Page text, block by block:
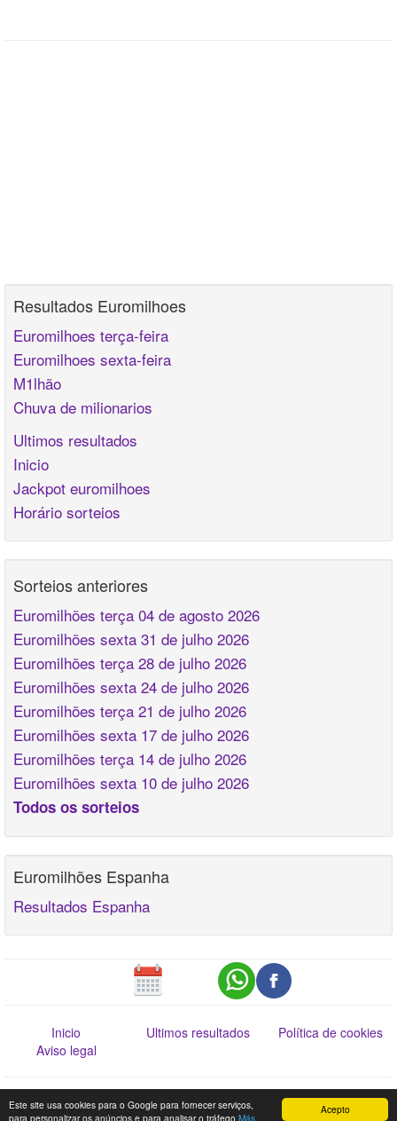
Acepto
Este site usa cookies para o Google para fornecer serviços,
para personalizar os anúncios e para analisar o tráfego Más
Resultados Euromilhoes
Euromilhoes terça-feira
Euromilhoes sexta-feira
M1lhão
Chuva de milionarios
Ultimos resultados
Inicio
Jackpot euromilhoes
Horário sorteios
Sorteios anteriores
Euromilhões terça 04 de agosto 2026
Euromilhões sexta 31 de julho 2026
Euromilhões terça 28 de julho 2026
Euromilhões sexta 24 de julho 2026
Euromilhões terça 21 de julho 2026
Euromilhões sexta 17 de julho 2026
Euromilhões terça 14 de julho 2026
Euromilhões sexta 10 de julho 2026
Todos os sorteios
Euromilhões Espanha
Resultados Espanha
Inicio Ultimos resultados
Política de cookies
Aviso legal
Esta informação não dispensa a consulta da Lista Oficial de Prémios. Web
www.jogossantacasa.pt